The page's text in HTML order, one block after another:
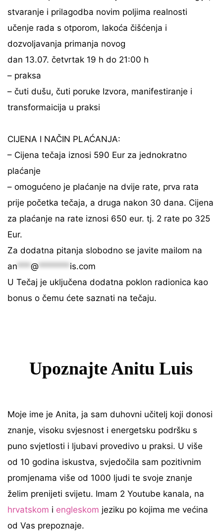
stvaranje i prilagodba novim poljima realnosti
učenje rada s otporom, lakoća čišćenja i
dozvoljavanja primanja novog
dan 13.07. četvrtak 19 h do 21:00 h
– praksa
– čuti dušu, čuti poruke Izvora, manifestiranje i
transformaicija u praksi
CIJENA I NAČIN PLAĆANJA:
– Cijena tečaja iznosi 590 Eur za jednokratno
plaćanje
– omogućeno je plaćanje na dvije rate, prva rata
prije početka tečaja, a druga nakon 30 dana. Cijena
za plaćanje na rate iznosi 650 eur. tj. 2 rate po 325
Eur.
Za dodatna pitanja slobodno se javite mailom na
an***@*******is.com
U Tečaj je uključena dodatna poklon radionica kao
bonus o čemu ćete saznati na tečaju.
Upoznajte Anitu Luis
Moje ime je Anita, ja sam duhovni učitelj koji donosi
znanje, visoku svjesnost i energetsku podršku s
puno svjetlosti i ljubavi provedivo u praksi. U više
od 10 godina iskustva, svjedočila sam pozitivnim
promjenama više od 1000 ljudi te svoje znanje
želim prenijeti svijetu. Imam 2 Youtube kanala, na
hrvatskom i engleskom jeziku po kojima me većina
od Vas prepoznaje.